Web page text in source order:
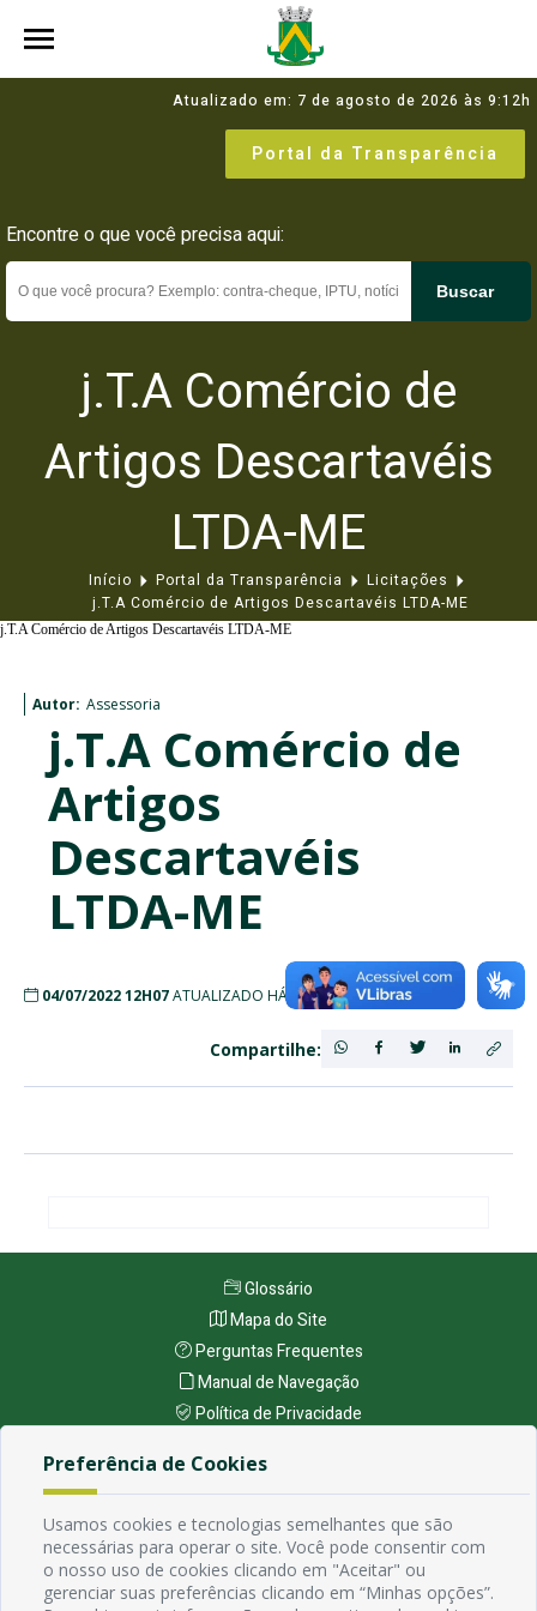
Atualizado em: 7 de agosto de 2026 às 9:12h
Portal da Transparência
Encontre o que você precisa aqui:
Buscar
j.T.A Comércio de
Artigos Descartavéis
LTDA-ME
Início Portal da Transparência
Licitações
j.T.A Comércio de Artigos Descartavéis LTDA-ME
j.T.A Comércio de Artigos Descartavéis LTDA-ME
Autor: Assessoria
j.T.A Comércio de
Artigos
Descartavéis
LTDA-ME
04/07/2022 12H07ATUALIZADO HÁ 4 ANOS ATRÁS
Compartilhe:
Endereço
Avenida Rio Branco, 484 - Prata, Campina Grande - PB
Contato
Email:
Horário de funcionamento
Glossário
Mapa do Site
Perguntas Frequentes
Manual de Navegação
Política de Privacidade
Preferência de Cookies
Usamos cookies e tecnologias semelhantes que são
necessárias para operar o site. Você pode consentir com
o nosso uso de cookies clicando em "Aceitar" ou
gerenciar suas preferências clicando em “Minhas opções”.